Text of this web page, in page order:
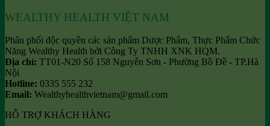
WEALTHY HEALTH VIỆT NAM
Phân phối độc quyền các sản phẩm Dược Phẩm, Thực Phẩm Chức
Năng Wealthy Health bởi Công Ty TNHH XNK HQM.
Địa chỉ: TT01-N20 Số 158 Nguyễn Sơn - Phường Bồ Đề - TP.Hà
Nội
Hotline: 0335 555 232
Email: Wealthyhealthvietnam@gmail.com
HỖ TRỢ KHÁCH HÀNG